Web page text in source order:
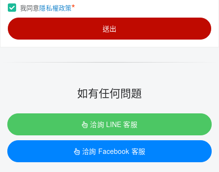
我同意隱私權政策*
送出
如有任何問題
洽詢 LINE 客服
洽詢 Facebook 客服